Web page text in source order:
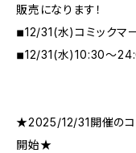
販売になります！
◾︎12/31(水)コミックマ
◾︎12/31(水)10:30〜
★2025/12/31開催のコ
開始★